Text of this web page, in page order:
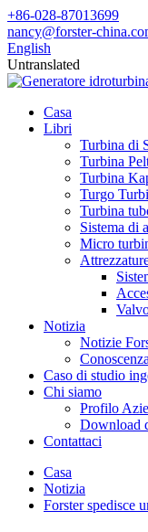
+86-028-87013699
nancy@forster-
English
Untranslated
Casa
Libri
Turbina di
Turbina
Turbina
Turgo
Turbina
Sistema di
Micro
Notizia
Notizie
Caso di studio
Chi siamo
Profilo
Download
Contattaci
Casa
Notizia
Forster spedisce